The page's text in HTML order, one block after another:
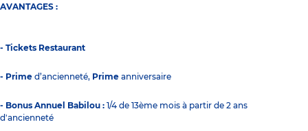
AVANTAGES :
- Tickets Restaurant
- Prime d’ancienneté, Prime anniversaire
- Bonus Annuel Babilou : 1/4 de 13ème mois à partir de 2 ans
d'ancienneté